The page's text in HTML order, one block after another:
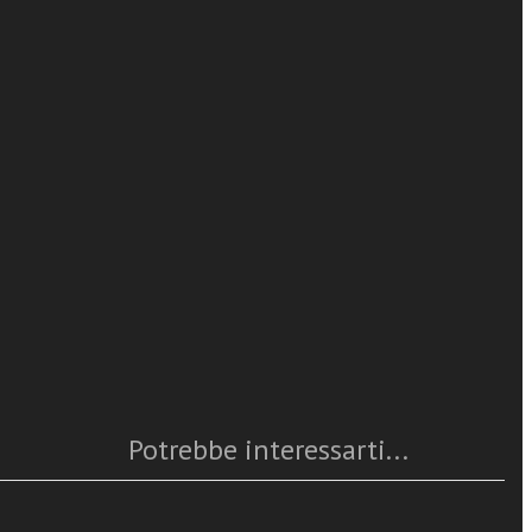
Potrebbe interessarti...